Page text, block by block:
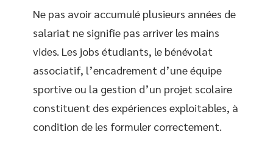
Ne pas avoir accumulé plusieurs années de
salariat ne signifie pas arriver les mains
vides. Les jobs étudiants, le bénévolat
associatif, l’encadrement d’une équipe
sportive ou la gestion d’un projet scolaire
constituent des expériences exploitables, à
condition de les formuler correctement.